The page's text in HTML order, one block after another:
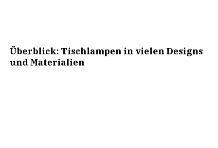
Überblick: Tischlampen in vielen Designs
und Materialien